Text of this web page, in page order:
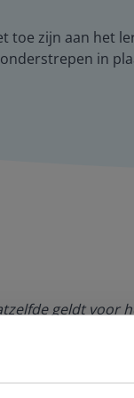
zijn aan het
in
geldt voor